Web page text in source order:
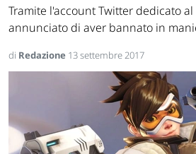
Tramite l'account Twitter dedicato
annunciato di aver bannato in
di Redazione 13 settembre 2017